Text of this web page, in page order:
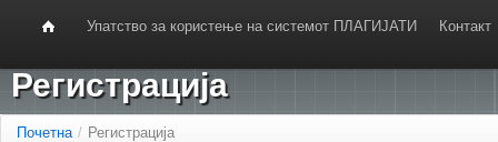
Упатство за користење на системот ПЛАГИЈАТИ Контакт
Регистрација
Почетна / Регистрација